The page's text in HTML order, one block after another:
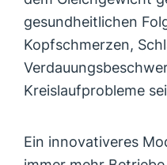
gesundheitlichen
Kopfschmerzen,
Kreislaufprobleme
Ein innovativeres